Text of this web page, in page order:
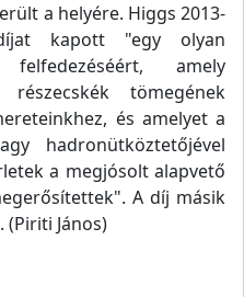
a helyére. Higgs 2013-
kapott "egy olyan
amely
tömegének
és amelyet a
hadronütköztetőjével
a megjósolt alapvető
A díj másik
János)